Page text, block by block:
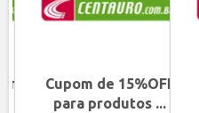
Cupom de 15%OFF
para produtos ...